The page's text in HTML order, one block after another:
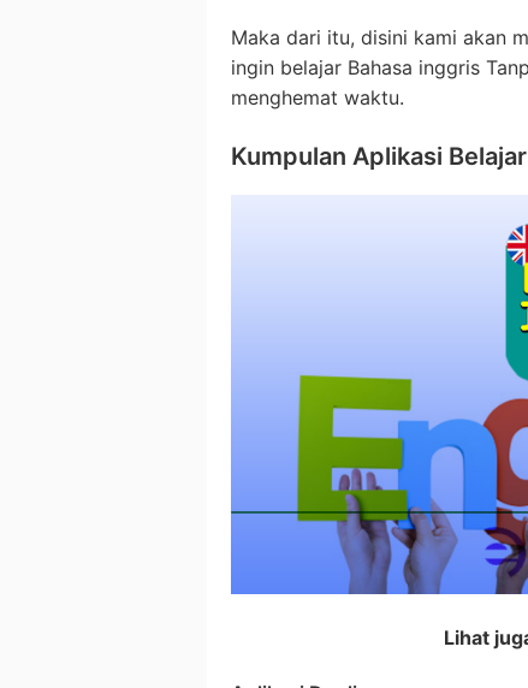
Maka dari itu, disini kami akan
ingin belajar Bahasa inggris
menghemat waktu.
Kumpulan Aplikasi
Lihat